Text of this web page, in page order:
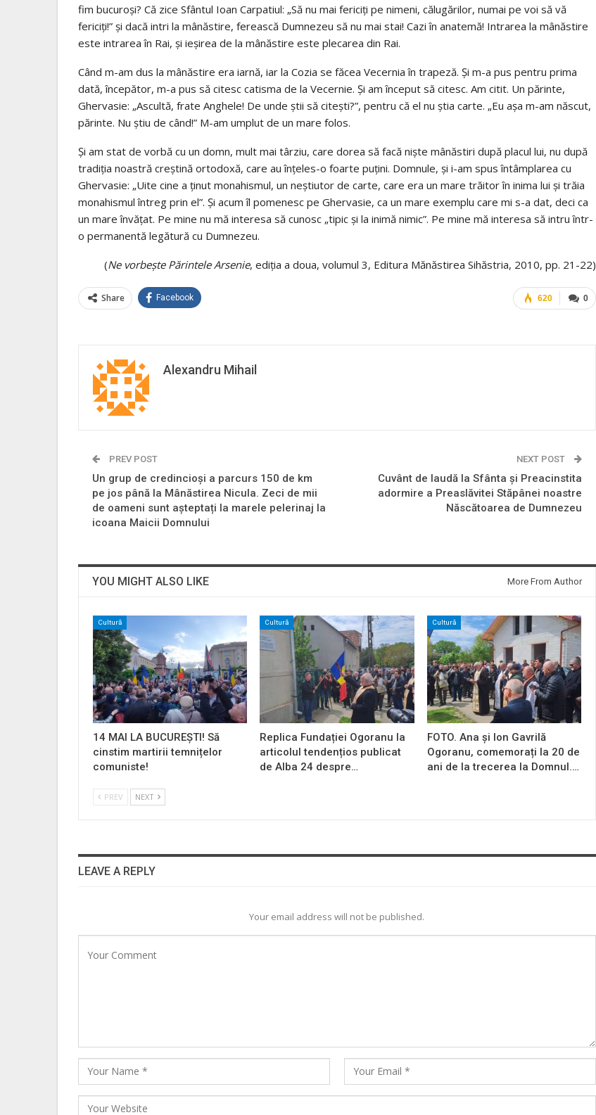
fim bucuroși? Că zice Sfântul Ioan Carpatiul: „Să nu mai fericiți pe nimeni, călugărilor, numai pe voi să vă
fericiți!” și dacă intri la mânăstire, ferească Dumnezeu să nu mai stai! Cazi în anatemă! Intrarea la mânăstire
este intrarea în Rai, și ieșirea de la mânăstire este plecarea din Rai.
Când m-am dus la mânăstire era iarnă, iar la Cozia se făcea Vecernia în trapeză. Și m-a pus pentru prima
dată, începător, m-a pus să citesc catisma de la Vecernie. Și am început să citesc. Am citit. Un părinte,
Ghervasie: „Ascultă, frate Anghele! De unde știi să citești?”, pentru că el nu știa carte. „Eu așa m-am născut,
părinte. Nu știu de când!” M-am umplut de un mare folos.
Și am stat de vorbă cu un domn, mult mai târziu, care dorea să facă niște mânăstiri după placul lui, nu după
tradiția noastră creștină ortodoxă, care au înțeles-o foarte puțini. Domnule, și i-am spus întâmplarea cu
Ghervasie: „Uite cine a ținut monahismul, un neștiutor de carte, care era un mare trăitor în inima lui și trăia
monahismul întreg prin el”. Și acum îl pomenesc pe Ghervasie, ca un mare exemplu care mi s-a dat, deci ca
un mare învățat. Pe mine nu mă interesa să cunosc „tipic și la inimă nimic”. Pe mine mă interesa să intru într-
o permanentă legătură cu Dumnezeu.
(Ne vorbește Părintele Arsenie, ediția a doua, volumul 3, Editura Mănăstirea Sihăstria, 2010, pp. 21-22)
0
620
Share Facebook
Alexandru Mihail
PREV POST
Un grup de credincioși a parcurs 150 de km
pe jos până la Mânăstirea Nicula. Zeci de mii
de oameni sunt așteptați la marele pelerinaj la
icoana Maicii Domnului
NEXT POST
Cuvânt de laudă la Sfânta și Preacinstita
adormire a Preaslăvitei Stăpânei noastre
Născătoarea de Dumnezeu
YOU MIGHT ALSO LIKE More From Author
Cultură
14 MAI LA BUCUREȘTI! Să
cinstim martirii temnițelor
comuniste!
Cultură
Replica Fundației Ogoranu la
articolul tendențios publicat
de Alba 24 despre…
Cultură
FOTO. Ana și Ion Gavrilă
Ogoranu, comemorați la 20 de
ani de la trecerea la Domnul.…
PREV NEXT
LEAVE A REPLY
Your email address will not be published.